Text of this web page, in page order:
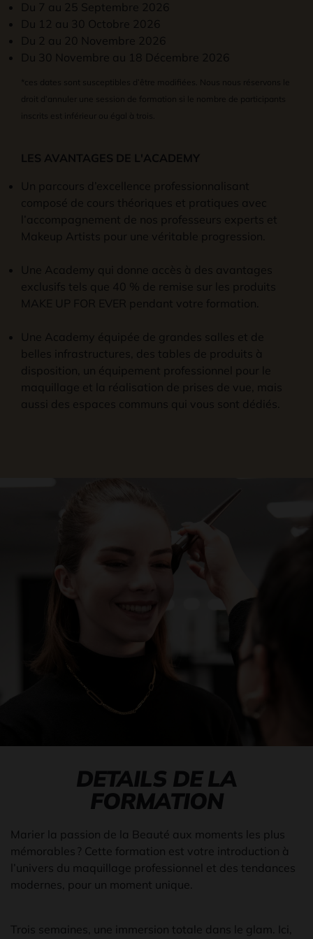
Du 7 au 25 Septembre 2026
Du 12 au 30 Octobre 2026
Du 2 au 20 Novembre 2026
Du 30 Novembre au 18 Décembre 2026
*ces dates sont susceptibles d’être modifiées. Nous nous réservons le
droit d’annuler une session de formation si le nombre de participants
inscrits est inférieur ou égal à trois.
LES AVANTAGES DE L'ACADEMY
Un parcours d’excellence professionnalisant
composé de cours théoriques et pratiques avec
l’accompagnement de nos professeurs experts et
Makeup Artists pour une véritable progression.
Une Academy qui donne accès à des avantages
exclusifs tels que 40 % de remise sur les produits
MAKE UP FOR EVER pendant votre formation.
Une Academy équipée de grandes salles et de
belles infrastructures, des tables de produits à
disposition, un équipement professionnel pour le
maquillage et la réalisation de prises de vue, mais
aussi des espaces communs qui vous sont dédiés.
DETAILS DE LA
FORMATION
Marier la passion de la Beauté aux moments les plus
mémorables ? Cette formation est votre introduction à
l’univers du maquillage professionnel et des tendances
modernes, pour un moment unique.
Trois semaines, une immersion totale dans le glam. Ici,